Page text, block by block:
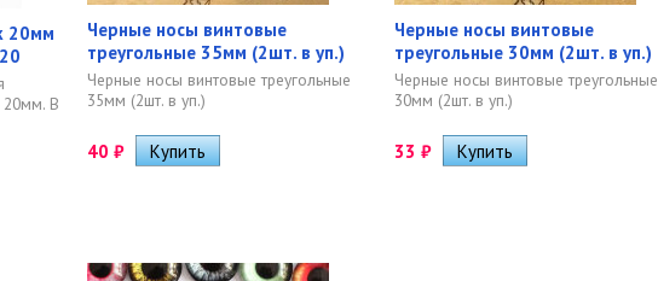
20мм
20мм. В
Черные носы винтовые
треугольные 35мм (2шт. в уп.)
Черные носы винтовые треугольные
35мм (2шт. в уп.)
40 ₽
Черные носы винтовые
треугольные 30мм (2шт. в уп.)
Черные носы винтовые треугольные
30мм (2шт. в уп.)
33 ₽